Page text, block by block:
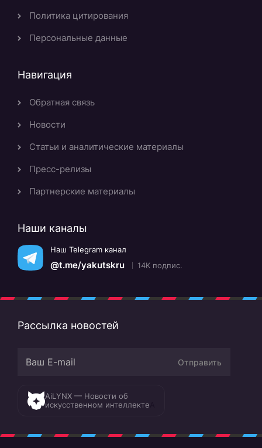
Политика цитирования
Персональные данные
Навигация
Обратная связь
Новости
Статьи и аналитические материалы
Пресс-релизы
Партнерские материалы
Наши каналы
Наш Telegram канал
@t.me/yakutskru 14K подпис.
Рассылка новостей
Отправить
AiLYNX — Новости об
искусственном интеллекте